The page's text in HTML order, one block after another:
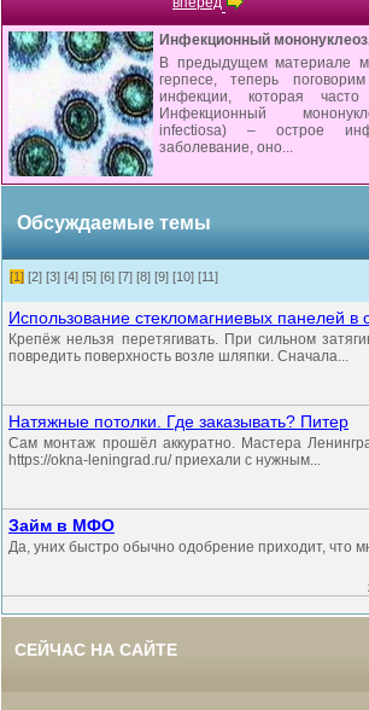
Инфекционный
В предыдущем материале
герпесе, теперь
инфекции, которая
Инфекционный
infectiosa) – острое
заболевание, оно...
Обсуждаемые темы
[1] [2] [3] [4] [5] [6] [7] [8] [9] [10] [11]
Использование стекломагниевых панелей в
Крепёж нельзя перетягивать. При сильном
повредить поверхность возле шляпки. Сначала...
Натяжные потолки. Где заказывать? Питер
Сам монтаж прошёл аккуратно. Мастера
https://okna-leningrad.ru/ приехали с нужным...
Займ в МФО
Да, уних быстро обычно одобрение приходит, что
СЕЙЧАС НА САЙТЕ